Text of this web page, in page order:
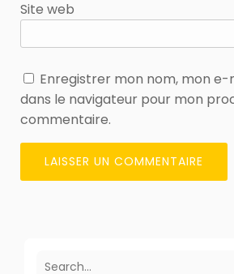
Site web
Enregistrer mon nom, mon
dans le navigateur pour mon
commentaire.